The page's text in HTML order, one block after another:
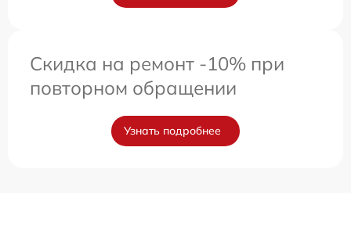
Скидка на ремонт -10% при
повторном обращении
Узнать подробнее